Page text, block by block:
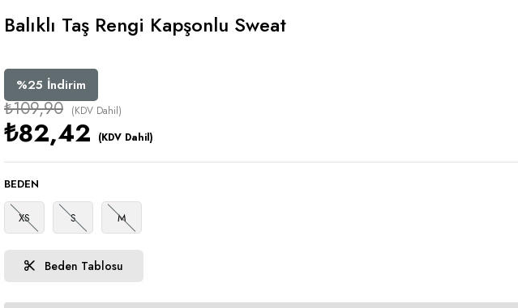
Balıklı Taş Rengi Kapşonlu Sweat
%25 İndirim
₺109,90 (KDV Dahil)
₺82,42 (KDV Dahil)
BEDEN
XS S M
Beden Tablosu